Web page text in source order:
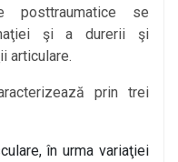
posttraumatice se
şi a durerii şi
articulare.
prin trei
în urma variaţiei